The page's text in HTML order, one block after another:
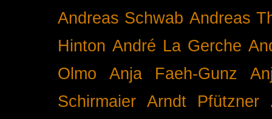
Andreas Schwab Andreas
Hinton André La Gerche
Olmo
Anja Faeh-Gunz
Schirmaier
Arndt Pfützner